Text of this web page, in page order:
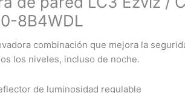
8B4WDL
combinación que mejora la
los niveles, incluso de noche.
de luminosidad regulable